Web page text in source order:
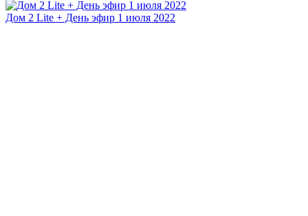
Дом 2 Lite + День эфир 1 июля 2022